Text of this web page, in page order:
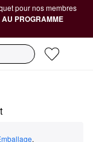
pour nos membres
AU PROGRAMME
,